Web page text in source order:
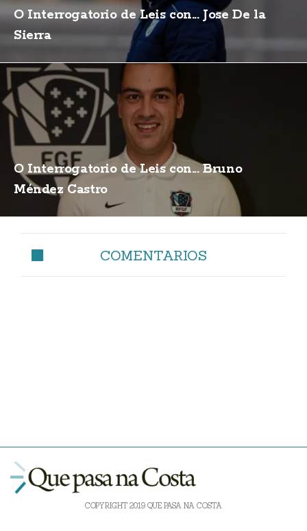
O Interrogatorio de Leis con... Jose De la
Sierra
O Interrogatorio de Leis con... Bruno
Méndez Castro
COMENTARIOS
COPYRIGHT 2019 QUE PASA NA COSTA